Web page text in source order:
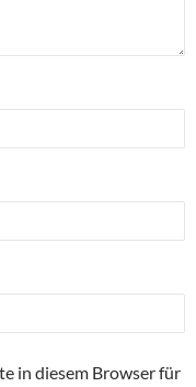
in diesem Browser für